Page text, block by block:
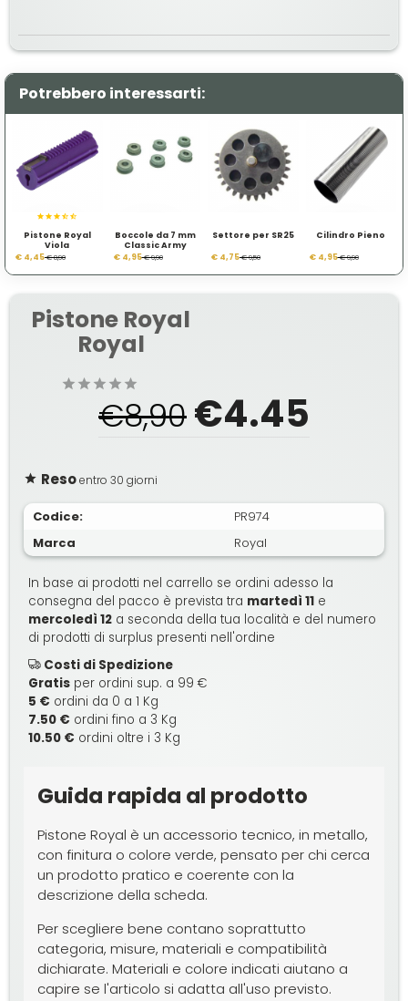
Potrebbero interessarti:
Pistone Royal
Viola
€ 4,45€ 8,90
Boccole da 7 mm
Classic Army
€ 4,95€ 9,90
Settore per SR25
€ 4,75€ 9,50
Cilindro Pieno
€ 4,95€ 9,90
Pistone Royal
Royal
€8,90€4.45
Resoentro 30 giorni
Codice:
PR974
Marca
Royal
In base ai prodotti nel carrello se ordini adesso la
consegna del pacco è prevista tra martedì 11 e
mercoledì 12 a seconda della tua località e del numero
di prodotti di surplus presenti nell'ordine
Costi di Spedizione
Gratis per ordini sup. a 99 €
5 € ordini da 0 a 1 Kg
7.50 € ordini fino a 3 Kg
10.50 € ordini oltre i 3 Kg
Guida rapida al prodotto
Pistone Royal è un accessorio tecnico, in metallo,
con finitura o colore verde, pensato per chi cerca
un prodotto pratico e coerente con la
descrizione della scheda.
Per scegliere bene contano soprattutto
categoria, misure, materiali e compatibilità
dichiarate. Materiali e colore indicati aiutano a
capire se l'articolo si adatta all'uso previsto.